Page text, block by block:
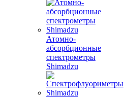
Атомно-
абсорбционные
спектрометры
Shimadzu